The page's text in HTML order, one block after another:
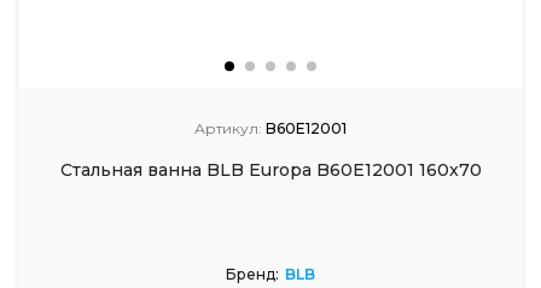
Артикул: B60E12001
Стальная ванна BLB Europa B60E12001 160x70
Бренд: BLB